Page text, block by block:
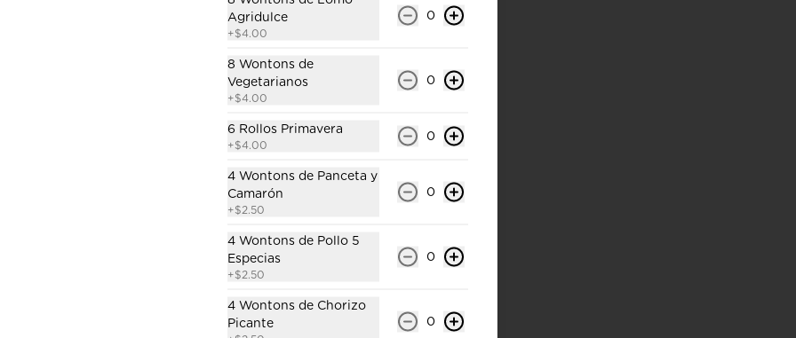
Salteado con Dumplings
Fideos artesanales salteados con
zanahoria, champiñones, brócoli,
4 dumplings y salsa a elección.
Hot Pot de Chips de
Wonton
caldo base con salsa de maní,
fideo artesanal, zanahoria,
Agridulce
+$4.00
0
8 Wontons de
Vegetarianos
+$4.00
0
6 Rollos Primavera
+$4.00
0
4 Wontons de Panceta y
Camarón
+$2.50
0
4 Wontons de Pollo 5
Especias
+$2.50
0
4 Wontons de Chorizo
Picante
0